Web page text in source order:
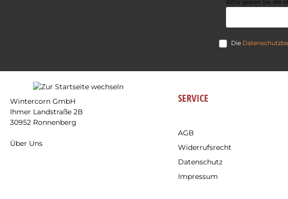
Bitte geben Sie die
Die
Wintercorn GmbH
Ihmer Landstraße 2B
30952 Ronnenberg
Über Uns
SERVICE
AGB
Widerrufsrecht
Datenschutz
Impressum